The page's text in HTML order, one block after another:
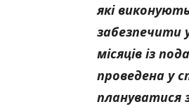
які
забезпечити
місяців із
проведена у
плануватися